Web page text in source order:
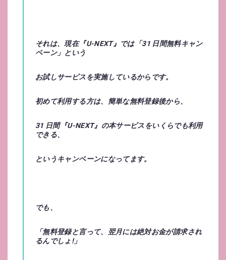
それは、現在『U-NEXT』では「31 日間無料キャン
ペーン」という
お試しサービスを実施しているからです。
初めて利用する方は、簡単な無料登録後から、
31 日間『U-NEXT』の本サービスをいくらでも利用
できる、
というキャンペーンになってます。
でも、
「無料登録と言って、翌月には絶対お金が請求され
るんでしょ!」